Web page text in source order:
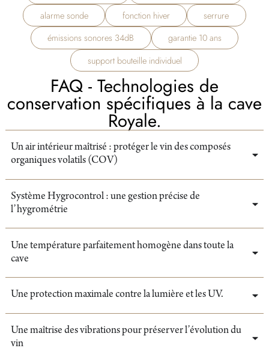
alarme sonde
fonction hiver
serrure
émissions sonores 34dB
garantie 10 ans
support bouteille individuel
FAQ - Technologies de
conservation spécifiques à la cave
Royale.
Un air intérieur maîtrisé : protéger le vin des composés
organiques volatils (COV)
Système Hygrocontrol : une gestion précise de
l’hygrométrie
Une température parfaitement homogène dans toute la
cave
Une protection maximale contre la lumière et les UV.
Une maîtrise des vibrations pour préserver l’évolution du
vin